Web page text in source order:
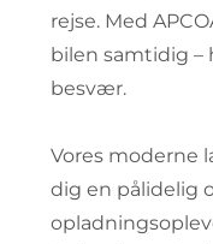
rejse. Med
bilen samtidig
besvær.
Vores moderne
dig en pålidelig